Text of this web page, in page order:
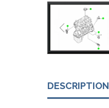
DESCRIPTION